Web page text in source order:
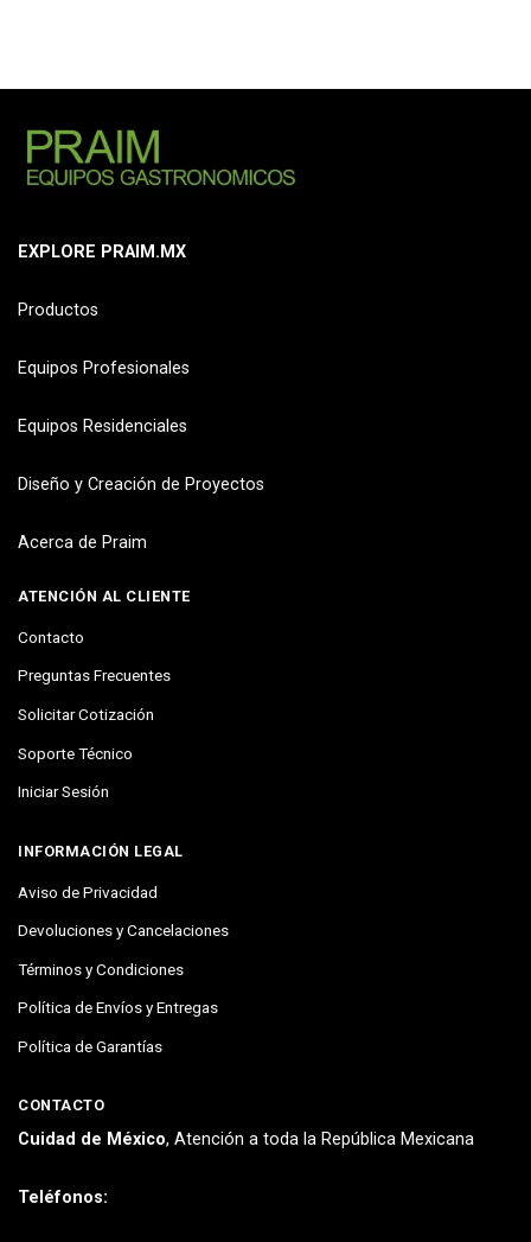
EXPLORE PRAIM.MX
Productos
Equipos Profesionales
Equipos Residenciales
Diseño y Creación de Proyectos
Acerca de Praim
ATENCIÓN AL CLIENTE
Contacto
Preguntas Frecuentes
Solicitar Cotización
Soporte Técnico
Iniciar Sesión
INFORMACIÓN LEGAL
Aviso de Privacidad
Devoluciones y Cancelaciones
Términos y Condiciones
Política de Envíos y Entregas
Política de Garantías
CONTACTO
Cuidad de México, Atención a toda la República Mexicana
Teléfonos: